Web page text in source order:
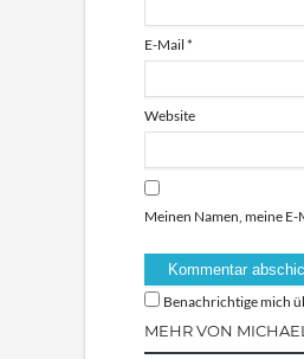
E-Mail *
Website
Meinen Namen, meine
Benachrichtige mich
MEHR VON